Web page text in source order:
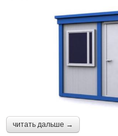
читать дальше →